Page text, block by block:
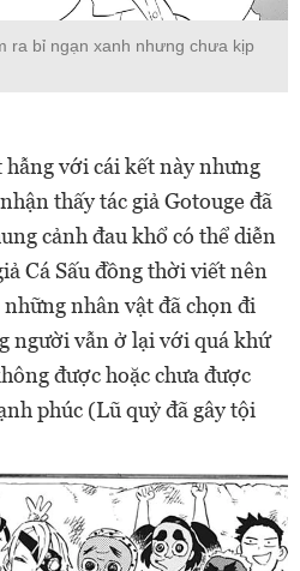
ra bỉ ngạn xanh nhưng chưa kịp
với cái kết này nhưng
thấy tác giả Gotouge đã
cảnh đau khổ có thể diễn
Cá Sấu đồng thời viết nên
nhân vật đã chọn đi
người vẫn ở lại với quá khứ
được hoặc chưa được
phúc (Lũ quỷ đã gây tội